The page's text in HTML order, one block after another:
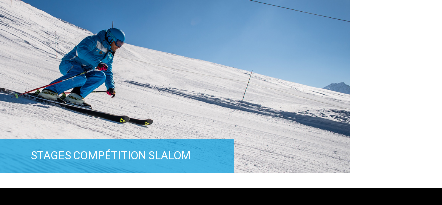
Une formule haut de gamme adaptée à tous les niveaux,
un ski à la carte dans les meilleures conditions. Ski,
snowboard ou ski de fond
PLUS D'INFOS
STAGES COMPÉTITION SLALOM